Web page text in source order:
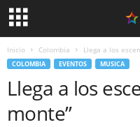
Inicio Colombia Llega a los
COLOMBIA EVENTOS MUSICA
Llega a los
monte”